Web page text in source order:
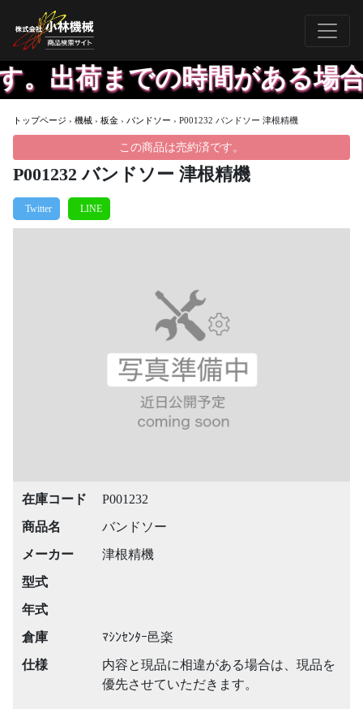
荷までの時間がある場合
トップページ › 機械 › 板金 › バンドソー › P001232 バンドソー 津根精機
この商品は売約済です。
P001232 バンドソー 津根精機
在庫コード
P001232
商品名
バンドソー
メーカー
津根精機
型式
年式
倉庫
ﾏｼﾝｾﾝﾀｰ邑楽
仕様
内容と現品に相違がある場合は、現品を
優先させていただきます。